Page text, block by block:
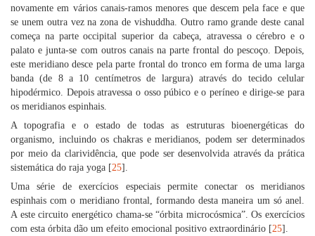
novamente em vários canais-ramos menores que descem pela face e que
se unem outra vez na zona de vishuddha. Outro ramo grande deste canal
começa na parte occipital superior da cabeça, atravessa o cérebro e o
palato e junta-se com outros canais na parte frontal do pescoço. Depois,
este meridiano desce pela parte frontal do tronco em forma de uma larga
banda (de 8 a 10 centímetros de largura) através do tecido celular
hipodérmico. Depois atravessa o osso púbico e o períneo e dirige-se para
os meridianos espinhais.
A topografia e o estado de todas as estruturas bioenergéticas do
organismo, incluindo os chakras e meridianos, podem ser determinados
por meio da clarividência, que pode ser desenvolvida através da prática
sistemática do raja yoga [25].
Uma série de exercícios especiais permite conectar os meridianos
espinhais com o meridiano frontal, formando desta maneira um só anel.
A este circuito energético chama-se “órbita microcósmica”. Os exercícios
com esta órbita dão um efeito emocional positivo extraordinário [25].